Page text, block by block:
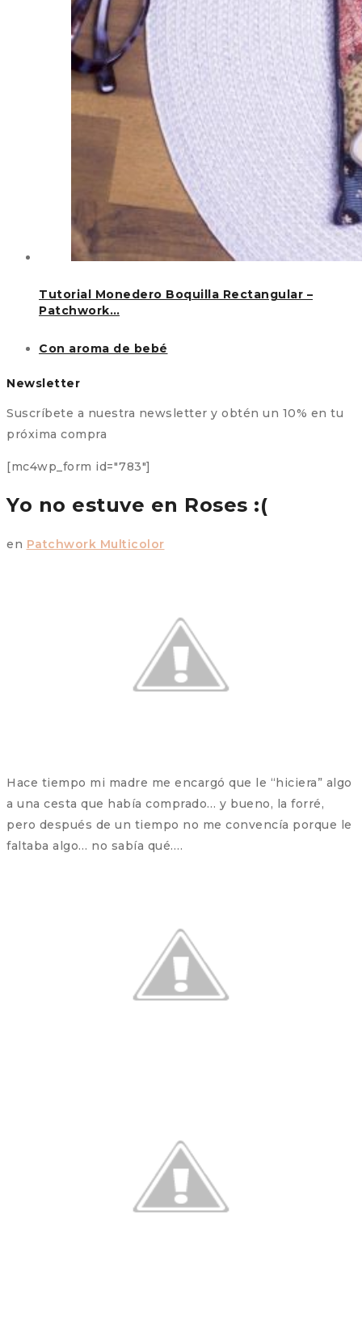
Tutorial Monedero Boquilla Rectangular –
Patchwork…
Con aroma de bebé
Newsletter
Suscríbete a nuestra newsletter y obtén un 10% en tu
próxima compra
[mc4wp_form id="783"]
Yo no estuve en Roses :(
en Patchwork Multicolor
Hace tiempo mi madre me encargó que le “hiciera” algo
a una cesta que había comprado… y bueno, la forré,
pero después de un tiempo no me convencía porque le
faltaba algo… no sabía qué….